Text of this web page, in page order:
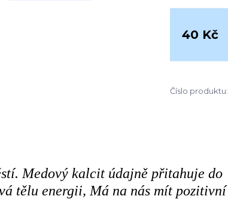
40 Kč
Číslo produktu:
Medový kalcit údajně přitahuje do
tělu energii, Má na nás mít pozitivní